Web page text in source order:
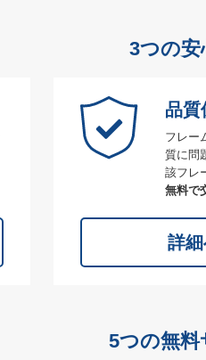
3つの安
品質
フレー
質に問
該フレ
無料で
詳
5つの無料